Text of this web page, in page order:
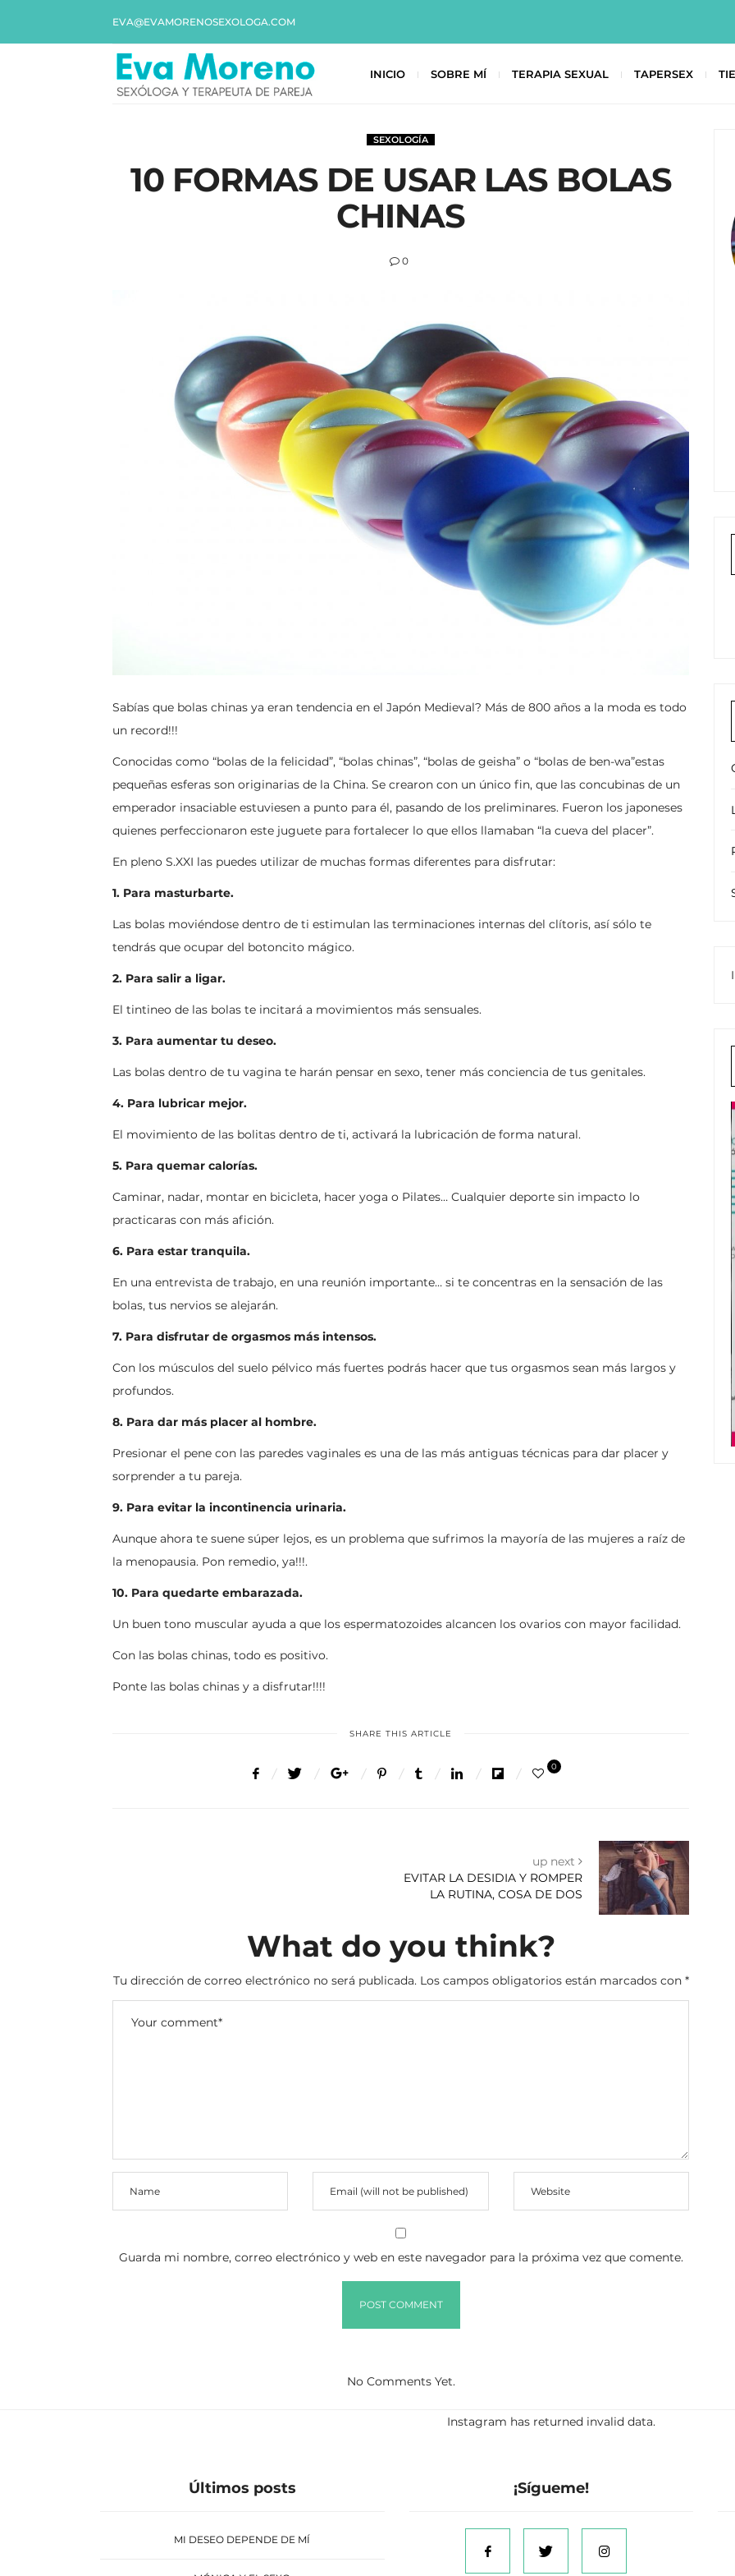
EVA@EVAMORENOSEXOLOGA.COM
INICIO SOBRE MÍ TERAPIA SEXUAL TAPERSEX
SEXOLOGÍA
10 FORMAS DE USAR LAS BOLAS
CHINAS
0
Sabías que bolas chinas ya eran tendencia en el Japón Medieval? Más de 800 años a la moda es todo
un record!!!
Conocidas como “bolas de la felicidad”, “bolas chinas”, “bolas de geisha” o “bolas de ben-wa”estas
pequeñas esferas son originarias de la China. Se crearon con un único fin, que las concubinas de un
emperador insaciable estuviesen a punto para él, pasando de los preliminares. Fueron los japoneses
quienes perfeccionaron este juguete para fortalecer lo que ellos llamaban “la cueva del placer”.
En pleno S.XXI las puedes utilizar de muchas formas diferentes para disfrutar:
1. Para masturbarte.
Las bolas moviéndose dentro de ti estimulan las terminaciones internas del clítoris, así sólo te
tendrás que ocupar del botoncito mágico.
2. Para salir a ligar.
El tintineo de las bolas te incitará a movimientos más sensuales.
3. Para aumentar tu deseo.
Las bolas dentro de tu vagina te harán pensar en sexo, tener más conciencia de tus genitales.
4. Para lubricar mejor.
El movimiento de las bolitas dentro de ti, activará la lubricación de forma natural.
5. Para quemar calorías.
Caminar, nadar, montar en bicicleta, hacer yoga o Pilates… Cualquier deporte sin impacto lo
practicaras con más afición.
6. Para estar tranquila.
En una entrevista de trabajo, en una reunión importante… si te concentras en la sensación de las
bolas, tus nervios se alejarán.
7. Para disfrutar de orgasmos más intensos.
Con los músculos del suelo pélvico más fuertes podrás hacer que tus orgasmos sean más largos y
profundos.
8. Para dar más placer al hombre.
Presionar el pene con las paredes vaginales es una de las más antiguas técnicas para dar placer y
sorprender a tu pareja.
9. Para evitar la incontinencia urinaria.
Aunque ahora te suene súper lejos, es un problema que sufrimos la mayoría de las mujeres a raíz de
la menopausia. Pon remedio, ya!!!.
10. Para quedarte embarazada.
Un buen tono muscular ayuda a que los espermatozoides alcancen los ovarios con mayor facilidad.
Con las bolas chinas, todo es positivo.
Ponte las bolas chinas y a disfrutar!!!!
SHARE THIS ARTICLE
0
up next
EVITAR LA DESIDIA Y ROMPER
LA RUTINA, COSA DE DOS
What do you think?
Tu dirección de correo electrónico no será publicada. Los campos obligatorios están marcados con *
Guarda mi nombre, correo electrónico y web en este navegador para la próxima vez que comente.
No Comments Yet.
MÓNICA Y EL
SEXO
LOS BENEFICIOS
DEL SEXO
Instagram has returned invalid data.
Últimos posts
MI DESEO DEPENDE DE MÍ
¡Sígueme!